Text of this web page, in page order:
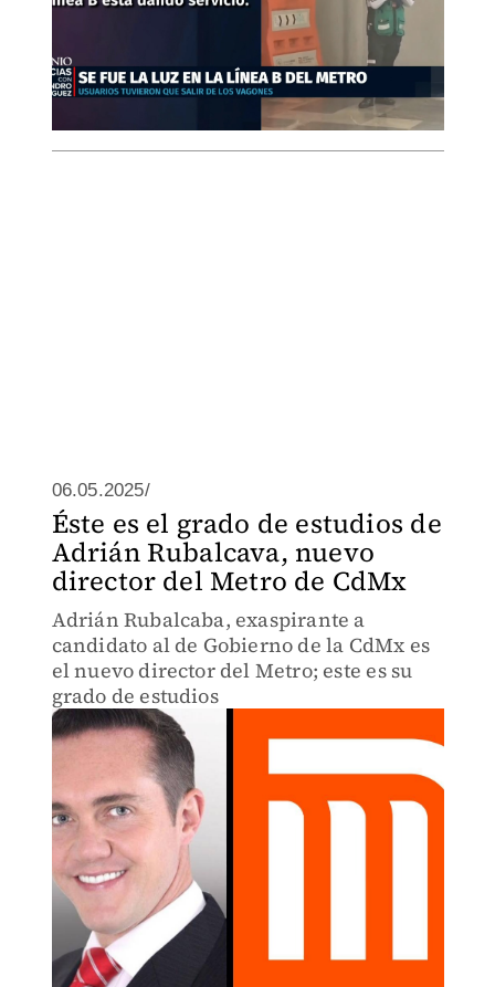
06.05.2025/
Éste es el grado de estudios de
Adrián Rubalcava, nuevo
director del Metro de CdMx
Adrián Rubalcaba, exaspirante a
candidato al de Gobierno de la CdMx es
el nuevo director del Metro; este es su
grado de estudios